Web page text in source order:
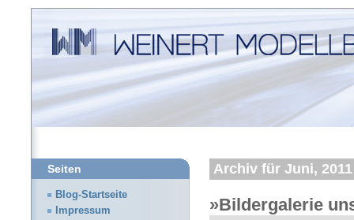
Archiv für Juni, 2011
»Bildergalerie
Seiten
Blog-Startseite
Impressum